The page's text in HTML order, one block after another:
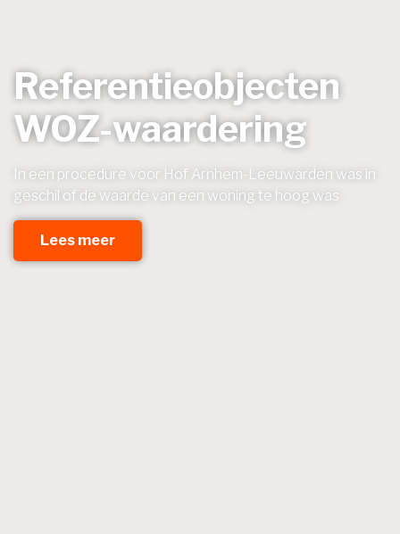
Referentieobjecten
WOZ-waardering
In een procedure voor Hof Arnhem-Leeuwarden was in
geschil of de waarde van een woning te hoog was
Lees meer